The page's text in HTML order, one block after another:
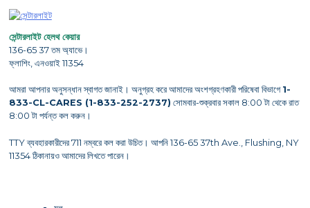
সেন্টারলাইট হেলথ কেয়ার
136-65 37 তম অ্যাভে।
ফ্লাশিং, এনওয়াই 11354
আমরা আপনার অনুসন্ধান স্বাগত জানাই। অনুগ্রহ করে আমাদের অংশগ্রহণকারী পরিষেবা বিভাগে 1-
833-CL-CARES (1-833-252-2737) সোমবার-শুক্রবার সকাল 8:00 টা থেকে রাত
8:00 টা পর্যন্ত কল করুন।
TTY ব্যবহারকারীদের 711 নম্বরে কল করা উচিত। আপনি 136-65 37th Ave., Flushing, NY
11354 ঠিকানায়ও আমাদের লিখতে পারেন।